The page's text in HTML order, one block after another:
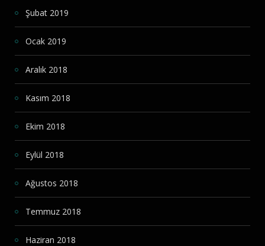
Şubat 2019
Ocak 2019
Aralık 2018
Kasım 2018
Ekim 2018
Eylül 2018
Ağustos 2018
Temmuz 2018
Haziran 2018